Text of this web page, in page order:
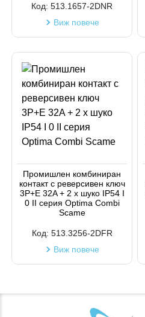
Код: 513.1657-2DNR
Виж повече
Промишлен комбиниран
контакт с реверсивен ключ
3P+Е 32A + 2 х шуко IP54 I
0 II серия Optima Combi
Scame
Код: 513.3256-2DFR
Виж повече